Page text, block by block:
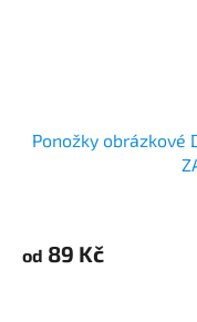
Ponožky obrázkové
od 89 Kč